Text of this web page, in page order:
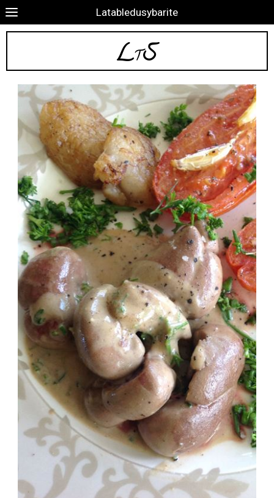
Latabledusybarite
LTS